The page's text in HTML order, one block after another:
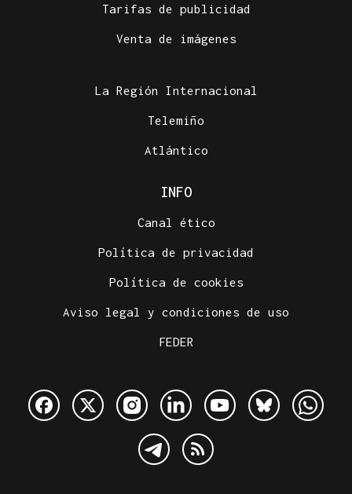
Tarifas de publicidad
Venta de imágenes
La Región Internacional
Telemiño
Atlántico
INFO
Canal ético
Política de privacidad
Política de cookies
Aviso legal y condiciones de uso
FEDER